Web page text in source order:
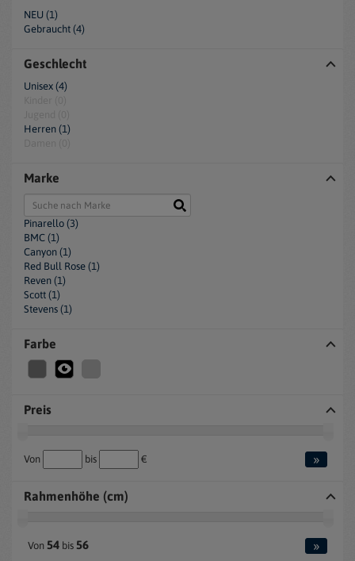
NEU (1)
Gebraucht (4)
Geschlecht
Unisex (4)
Herren (1)
Marke
Pinarello (3)
BMC (1)
Canyon (1)
Red Bull Rose (1)
Reven (1)
Scott (1)
Stevens (1)
Farbe
Preis
Von bis € »
Rahmenhöhe (cm)
Von 54 bis 56 »